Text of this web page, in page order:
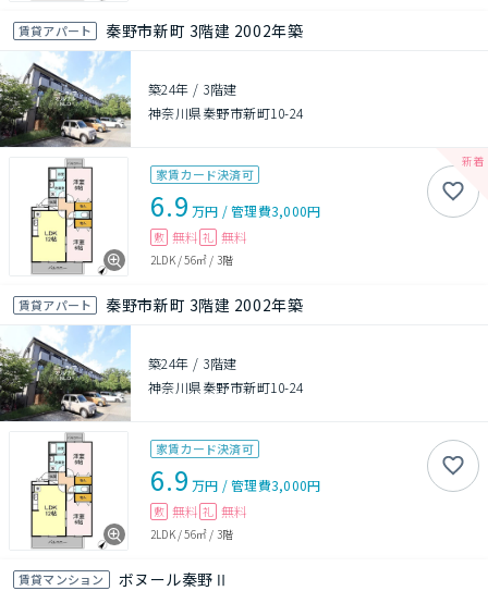
賃貸アパート 秦野市新町 3階建 2002年築
築24年 / 3階建
神奈川県秦野市新町10-24
家賃カード決済可
6.9 万円 /管理費3,000円
敷 無料 礼 無料
2LDK/56㎡ / 3階
賃貸アパート 秦野市新町 3階建 2002年築
築24年 / 3階建
神奈川県秦野市新町10-24
家賃カード決済可
6.9 万円 /管理費3,000円
敷 無料 礼 無料
2LDK/56㎡ / 3階
賃貸マンション ボヌール秦野Ⅱ